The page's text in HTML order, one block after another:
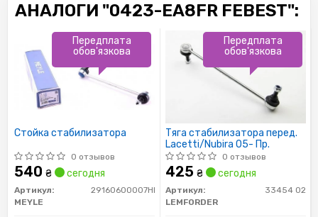
АНАЛОГИ "0423-EA8FR FEBEST":
Стойка стабилизатора
0 отзывов
540 ₴ сегодня
Артикул:
29160600007HD
MEYLE
Передплата
обов'язкова
Тяга cтабилизатора перед.
Lacetti/Nubira 05- Пр.
0 отзывов
425 ₴ сегодня
Артикул:
33454 02
LEMFORDER
Передплата
обов'язкова